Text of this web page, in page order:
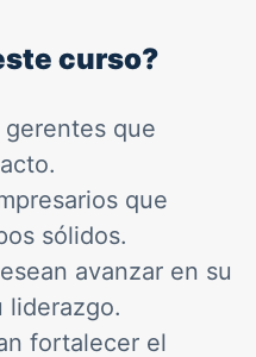
curso?
que
que
sólidos.
avanzar en su
liderazgo.
fortalecer el